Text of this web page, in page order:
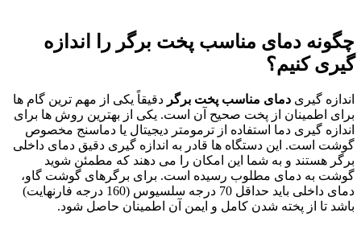
چگونه دمای مناسب پخت برگر را اندازه
گیری کنیم؟
اندازه گیری دمای مناسب پخت برگر دقیقاً یکی از مهم ترین گام ها
برای اطمینان از پخت صحیح آن است. یکی از بهترین روش ها برای
اندازه گیری دما استفاده از ترمومتر دیجیتال یا دماسنج مخصوص
گوشت است. این دستگاه ها قادر به اندازه گیری دقیق دمای داخلی
برگر هستند و به شما این امکان را می دهند که مطمئن شوید
گوشت به دمای مطلوب رسیده است. برای برگرهای گوشت گاو،
دمای داخلی باید حداقل 70 درجه سلسیوس (160 درجه فارنهایت)
باشد تا از پخته شدن کامل و ایمن آن اطمینان حاصل شود.